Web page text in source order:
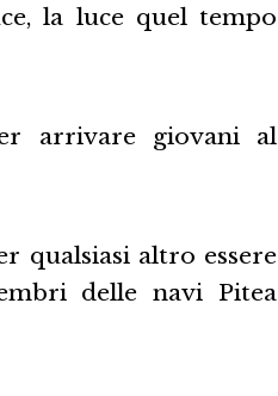
la luce quel tempo
arrivare giovani al
qualsiasi altro essere
delle navi Pitea